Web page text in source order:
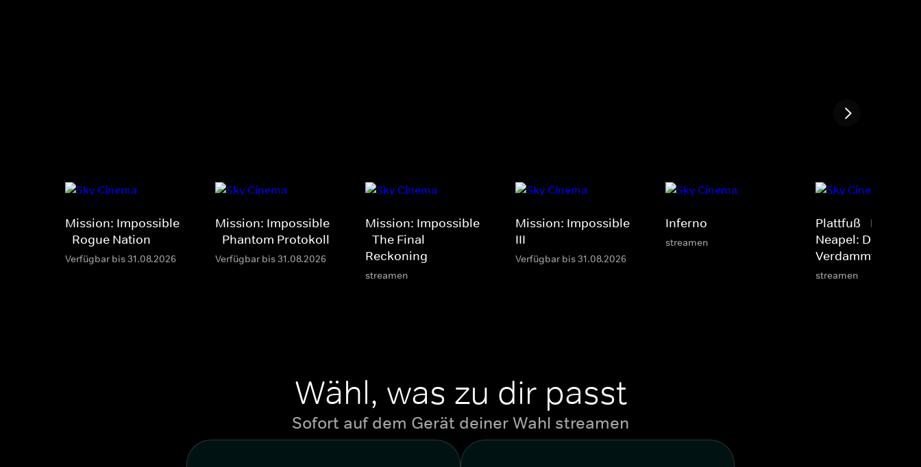
Mission: Impossible
- Rogue Nation
Verfügbar bis 31.08.2026
Mission: Impossible
- Phantom Protokoll
Verfügbar bis 31.08.2026
Mission: Impossible
- The Final
Reckoning
streamen
Mission: Impossible
III
Verfügbar bis 31.08.2026
Inferno
streamen
Plattfuß - Ein Cop
Neapel: Die
Verdammten
streamen
Wähl, was zu dir passt
Sofort auf dem Gerät deiner Wahl streamen